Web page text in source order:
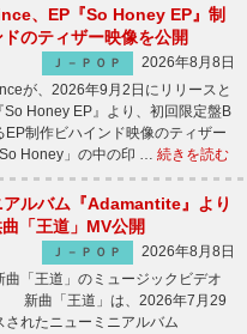
、EP『So Honey EP』制
のティザー映像を公開
Ｊ－ＰＯＰ
2026年8月8日
が、2026年9月2日にリリースと
So Honey EP』より、初回限定盤B
EP制作ビハインド映像のティザー
Honey」の中の印 … 続きを読む
アルバム『Adamantite』より
「王道」MV公開
Ｊ－ＰＯＰ
2026年8月8日
「王道」のミュージックビデオ
新曲「王道」は、2026年7月29
されたニューミニアルバム